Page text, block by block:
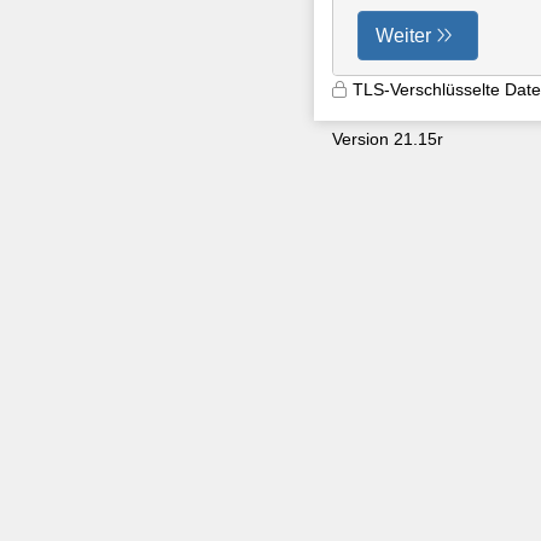
Weiter
TLS-Verschlüsselte
Version 21.15r9600